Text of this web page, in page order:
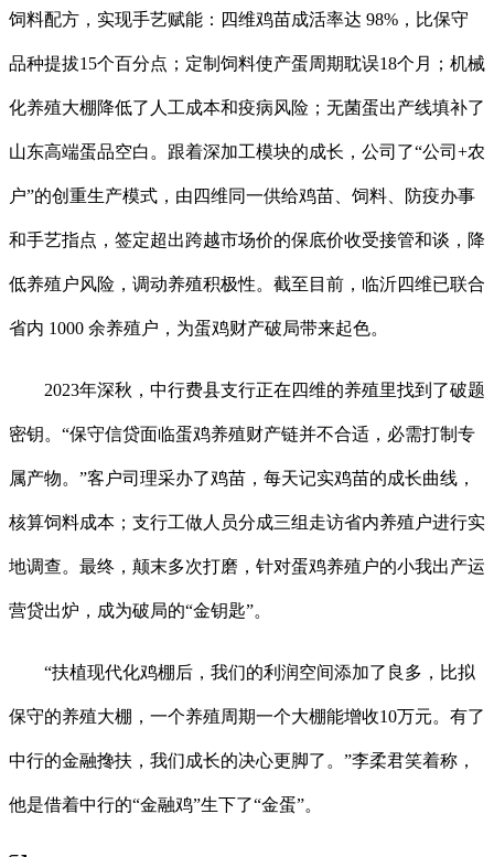
饲料配方，实现手艺赋能：四维鸡苗成活率达 98%，比保守
品种提拔15个百分点；定制饲料使产蛋周期耽误18个月；机械
化养殖大棚降低了人工成本和疫病风险；无菌蛋出产线填补了
山东高端蛋品空白。跟着深加工模块的成长，公司了“公司+农
户”的创重生产模式，由四维同一供给鸡苗、饲料、防疫办事
和手艺指点，签定超出跨越市场价的保底价收受接管和谈，降
低养殖户风险，调动养殖积极性。截至目前，临沂四维已联合
省内 1000 余养殖户，为蛋鸡财产破局带来起色。
2023年深秋，中行费县支行正在四维的养殖里找到了破题
密钥。“保守信贷面临蛋鸡养殖财产链并不合适，必需打制专
属产物。”客户司理采办了鸡苗，每天记实鸡苗的成长曲线，
核算饲料成本；支行工做人员分成三组走访省内养殖户进行实
地调查。最终，颠末多次打磨，针对蛋鸡养殖户的小我出产运
营贷出炉，成为破局的“金钥匙”。
“扶植现代化鸡棚后，我们的利润空间添加了良多，比拟
保守的养殖大棚，一个养殖周期一个大棚能增收10万元。有了
中行的金融搀扶，我们成长的决心更脚了。”李柔君笑着称，
他是借着中行的“金融鸡”生下了“金蛋”。